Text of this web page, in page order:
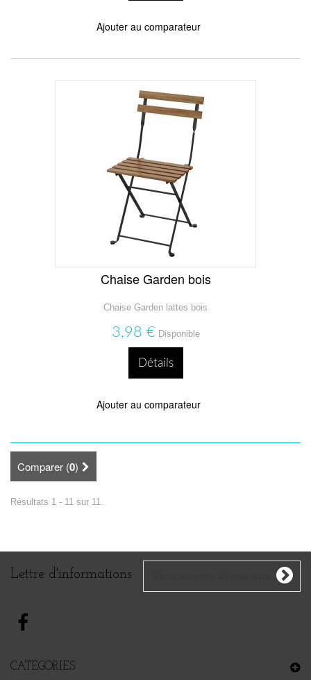
Ajouter au comparateur
Chaise Garden bois
Chaise Garden lattes bois
3,98 € Disponible
Détails
Ajouter au comparateur
Comparer (0)
Résultats 1 - 11 sur 11.
Lettre d'informations
CATÉGORIES